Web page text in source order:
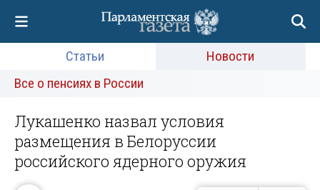
Статьи
Новости
Все о пенсиях в России
Лукашенко назвал условия
размещения в Белоруссии
российского ядерного оружия